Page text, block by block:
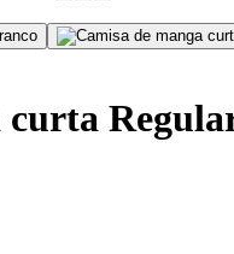
curta